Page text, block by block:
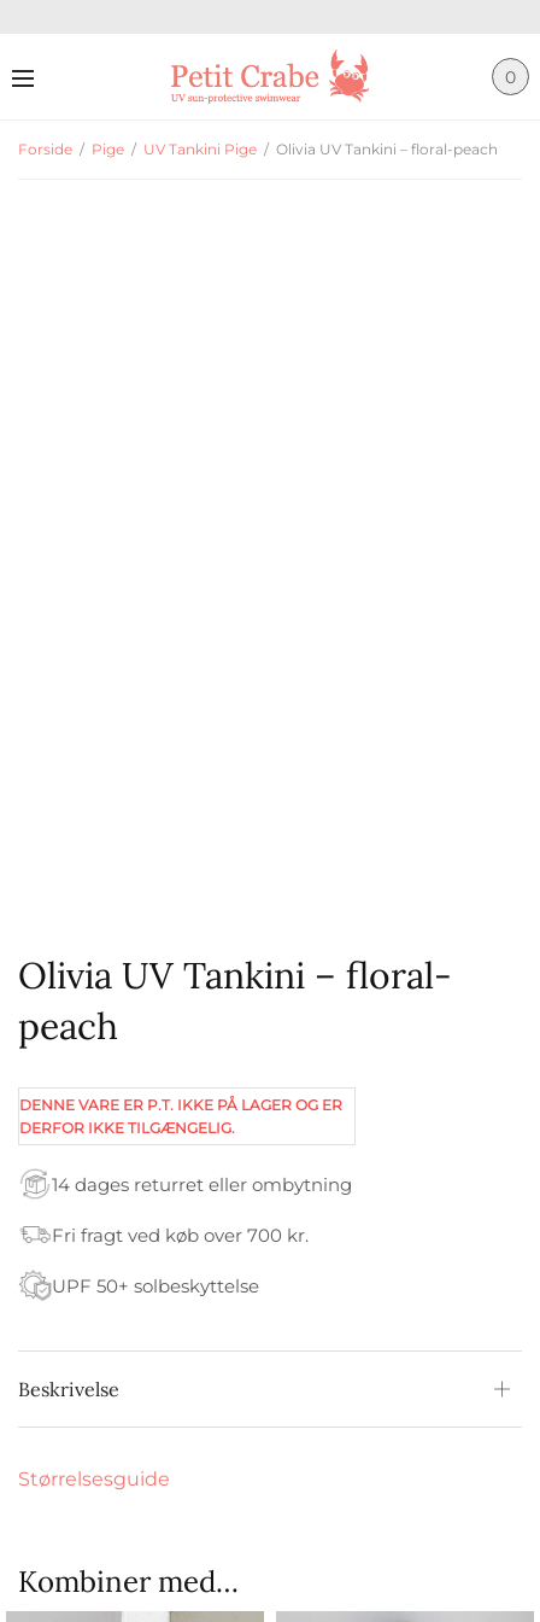
0
Forside / Pige / UV Tankini Pige / Olivia UV Tankini – floral-peach
Olivia UV Tankini – floral-
peach
DENNE VARE ER P.T. IKKE PÅ LAGER OG ER
DERFOR IKKE TILGÆNGELIG.
14 dages returret eller ombytning
Fri fragt ved køb over 700 kr.
UPF 50+ solbeskyttelse
Beskrivelse
Størrelsesguide
Kombiner med…